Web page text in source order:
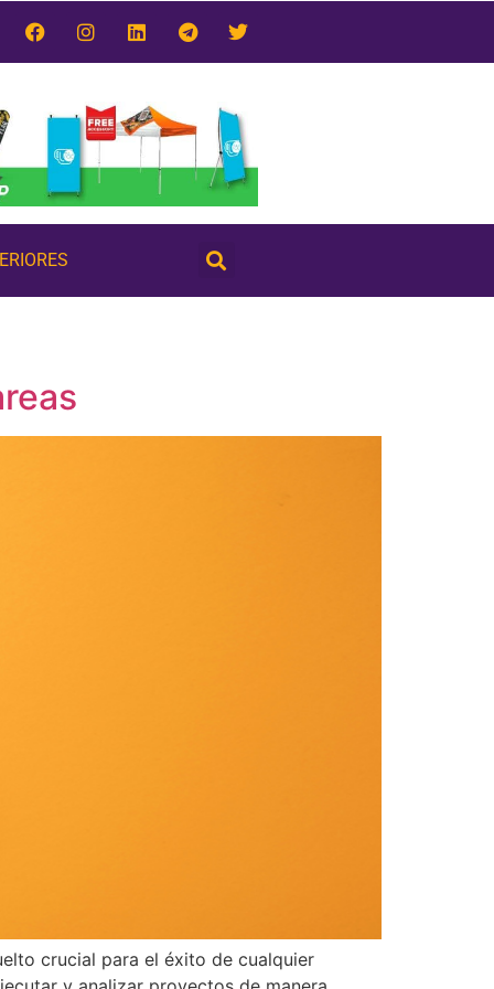
crucial para el éxito de cualquier